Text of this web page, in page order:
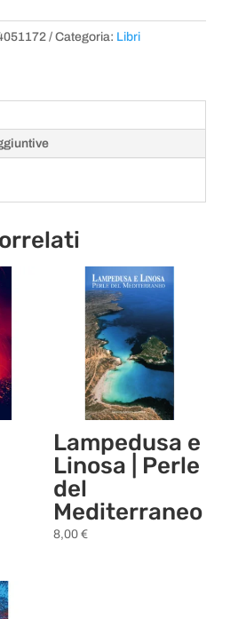
Categoria: Libri
Lampedusa e
Linosa | Perle
del
Mediterraneo
8,00€